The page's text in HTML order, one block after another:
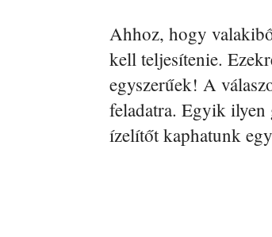
Ahhoz, hogy
kell teljesítenie.
egyszerűek! A
feladatra. Egyik ilyen
ízelítőt kaphatunk